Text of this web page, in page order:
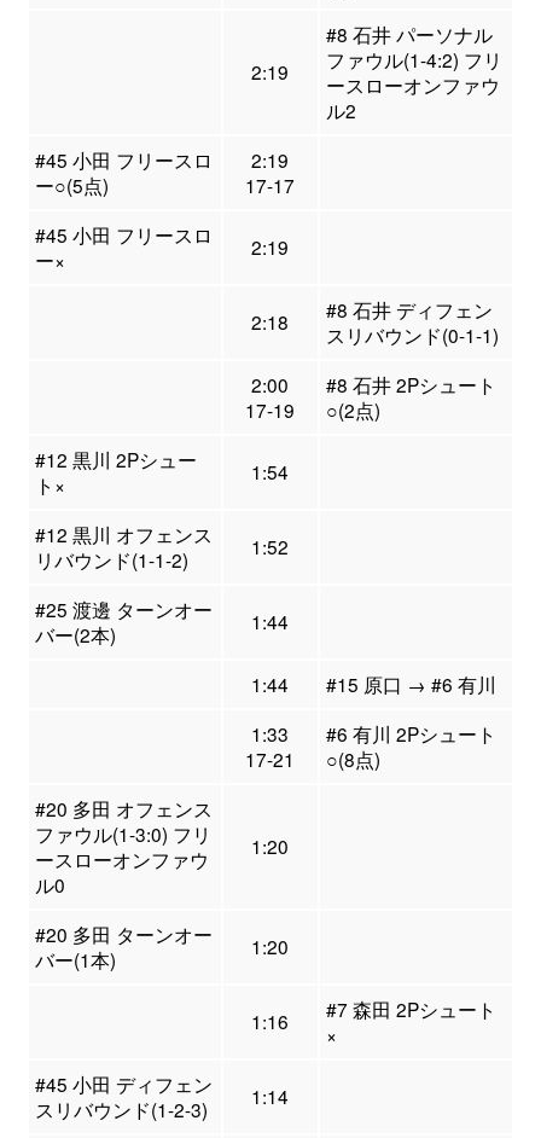
2:19
#8 石井 パーソナル
ファウル(1-4:2) フリ
ースローオンファウ
ル2
#45 小田 フリースロ
ー○(5点)
2:19
17-17
#45 小田 フリースロ
ー×
2:19
2:18
#8 石井 ディフェン
スリバウンド(0-1-1)
2:00
17-19
#8 石井 2Pシュート
○(2点)
#12 黒川 2Pシュー
ト×
1:54
#12 黒川 オフェンス
リバウンド(1-1-2)
1:52
#25 渡邊 ターンオー
バー(2本)
1:44
1:44
#15 原口 → #6 有川
1:33
17-21
#6 有川 2Pシュート
○(8点)
#20 多田 オフェンス
ファウル(1-3:0) フリ
ースローオンファウ
ル0
1:20
#20 多田 ターンオー
バー(1本)
1:20
1:16
#7 森田 2Pシュート
×
#45 小田 ディフェン
スリバウンド(1-2-3)
1:14